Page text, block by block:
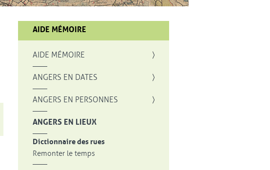
AIDE MÉMOIRE
AIDE MÉMOIRE
ANGERS EN DATES
ANGERS EN PERSONNES
ANGERS EN LIEUX
Dictionnaire des rues
Remonter le temps